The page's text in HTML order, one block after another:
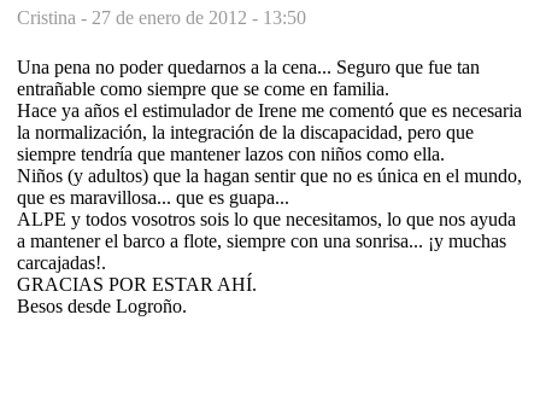
Cristina - 27 de enero de 2012 - 13:50
Una pena no poder quedarnos a la cena... Seguro que fue tan
entrañable como siempre que se come en familia.
Hace ya años el estimulador de Irene me comentó que es necesaria
la normalización, la integración de la discapacidad, pero que
siempre tendría que mantener lazos con niños como ella.
Niños (y adultos) que la hagan sentir que no es única en el mundo,
que es maravillosa... que es guapa...
ALPE y todos vosotros sois lo que necesitamos, lo que nos ayuda
a mantener el barco a flote, siempre con una sonrisa... ¡y muchas
carcajadas!.
GRACIAS POR ESTAR AHÍ.
Besos desde Logroño.